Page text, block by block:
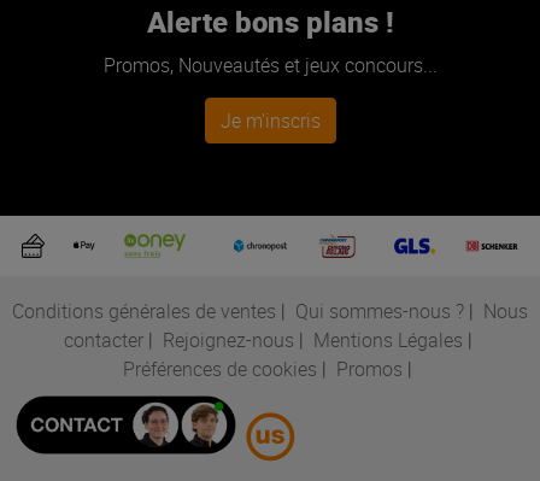
Alerte bons plans !
Promos, Nouveautés et jeux concours...
Je m'inscris
Conditions générales de ventes | Qui sommes-nous ? | Nous
contacter| Rejoignez-nous | Mentions Légales |
Préférences de cookies | Promos |